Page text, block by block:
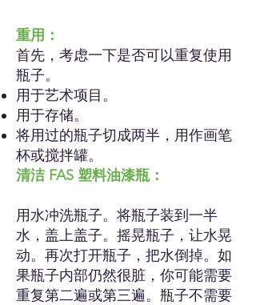
重用：
首先，考虑一下是否可以重复使用
瓶子。
用于艺术项目。
用于存储。
将用过的瓶子切成两半，用作画笔
杯或搅拌罐。
清洁 FAS 塑料油漆瓶：
用水冲洗瓶子。将瓶子装到一半
水，盖上盖子。摇晃瓶子，让水晃
动。再次打开瓶子，把水倒掉。如
果瓶子内部仍然很脏，你可能需要
重复第二遍或第三遍。瓶子不需要